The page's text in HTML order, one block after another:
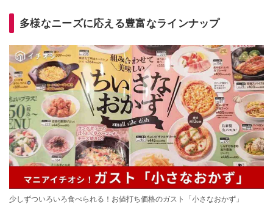
多様なニーズに応える豊富なラインナップ
少しずついろいろ食べられる！お値打ち価格のガスト「小さなおかず」